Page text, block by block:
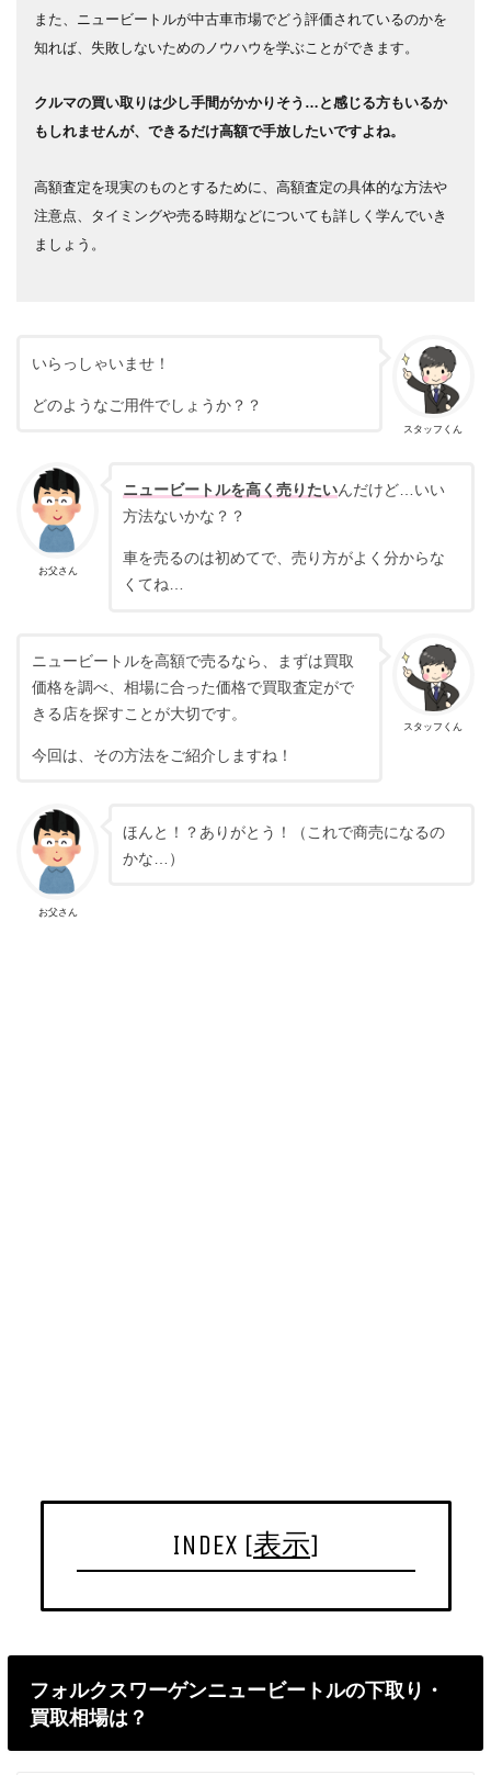
また、ニュービートルが中古車市場でどう評価されているのかを
知れば、失敗しないためのノウハウを学ぶことができます。
クルマの買い取りは少し手間がかかりそう…と感じる方もいるか
もしれませんが、できるだけ高額で手放したいですよね。
高額査定を現実のものとするために、高額査定の具体的な方法や
注意点、タイミングや売る時期などについても詳しく学んでいき
ましょう。
スタッフくん
いらっしゃいませ！
どのようなご用件でしょうか？？
お父さん
ニュービートルを高く売りたいんだけど…いい
方法ないかな？？
車を売るのは初めてで、売り方がよく分からな
くてね…
スタッフくん
ニュービートルを高額で売るなら、まずは買取
価格を調べ、相場に合った価格で買取査定がで
きる店を探すことが大切です。
今回は、その方法をご紹介しますね！
お父さん
ほんと！？ありがとう！（これで商売になるの
かな…）
INDEX [表示]
フォルクスワーゲンニュービートルの下取り・
買取相場は？